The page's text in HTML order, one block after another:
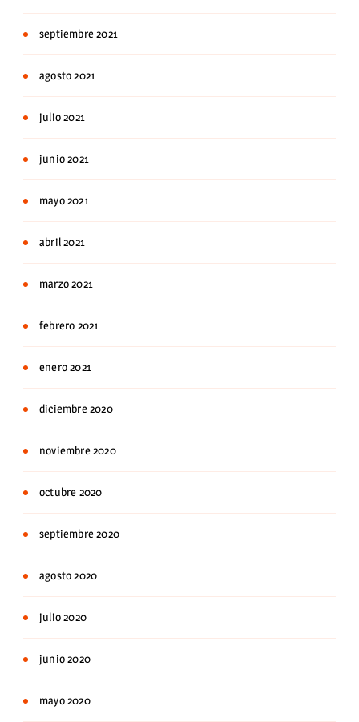
septiembre 2021
agosto 2021
julio 2021
junio 2021
mayo 2021
abril 2021
marzo 2021
febrero 2021
enero 2021
diciembre 2020
noviembre 2020
octubre 2020
septiembre 2020
agosto 2020
julio 2020
junio 2020
mayo 2020